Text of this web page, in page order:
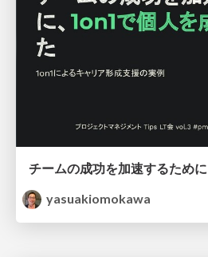
yasuakiomokawa